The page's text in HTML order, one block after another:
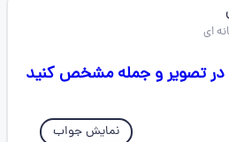
در تصویر و جمله مشخص کنید
نمایش جواب